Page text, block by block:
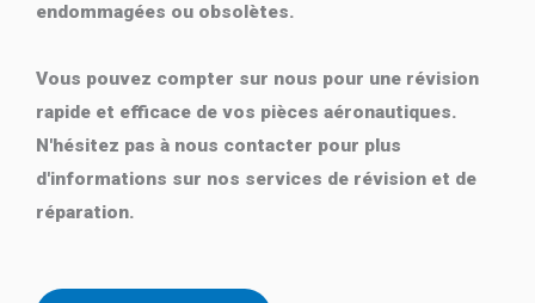
endommagées ou obsolètes.
Vous pouvez compter sur nous pour une révision
rapide et efficace de vos pièces aéronautiques.
N'hésitez pas à nous contacter pour plus
d'informations sur nos services de révision et de
réparation.